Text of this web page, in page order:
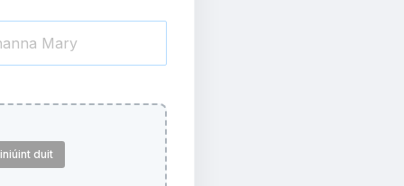
duit